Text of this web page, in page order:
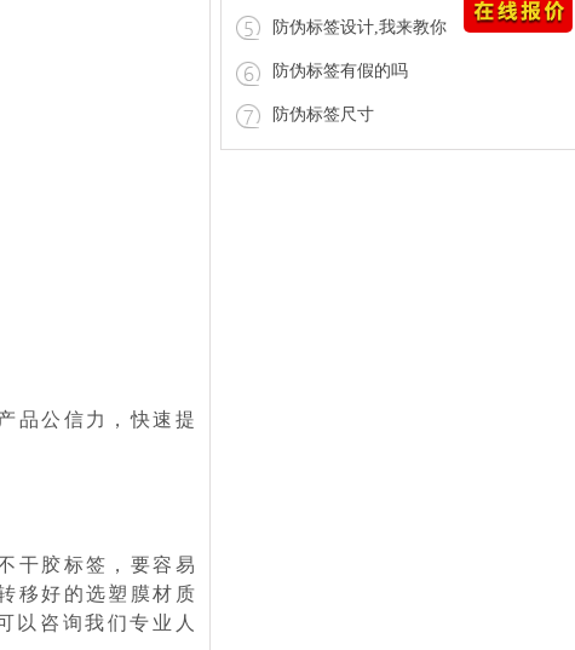
品公信力，快速提
干胶标签，要容易
移好的选塑膜材质
以咨询我们专业人
防伪标签设计,我来教你
防伪标签有假的吗
防伪标签尺寸